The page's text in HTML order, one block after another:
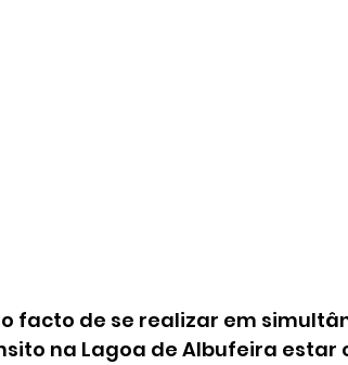
facto de se realizar em
na Lagoa de Albufeira estar